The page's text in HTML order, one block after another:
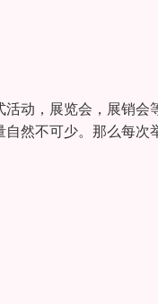
动，展览会，展销
然不可少。那么每